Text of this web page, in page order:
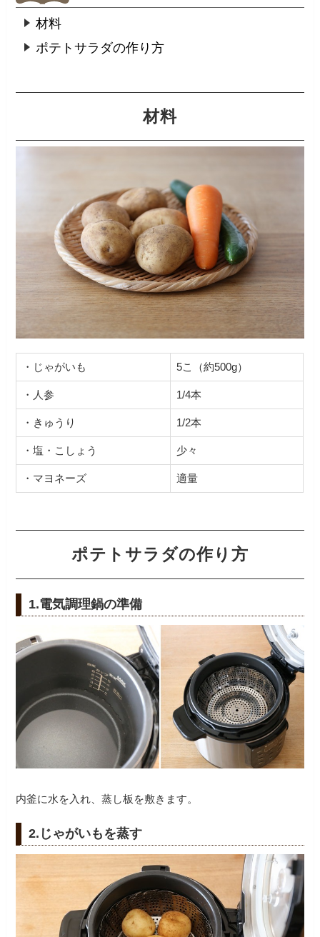
材料
ポテトサラダの作り方
材料
・じゃがいも 5こ（約500g）
・人参 1/4本
・きゅうり 1/2本
・塩・こしょう 少々
・マヨネーズ 適量
ポテトサラダの作り方
1.電気調理鍋の準備
内釜に水を入れ、蒸し板を敷きます。
2.じゃがいもを蒸す